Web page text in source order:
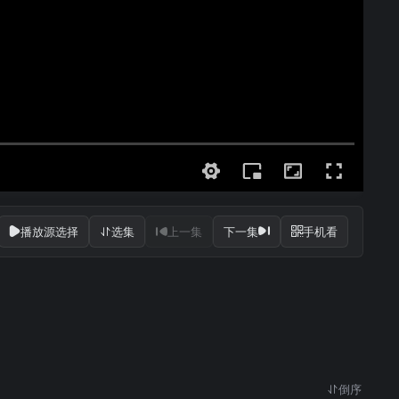
播放源选择 选集 上一集 下一集 手机看
倒序